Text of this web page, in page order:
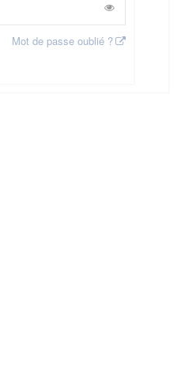
Mot de passe oublié ?